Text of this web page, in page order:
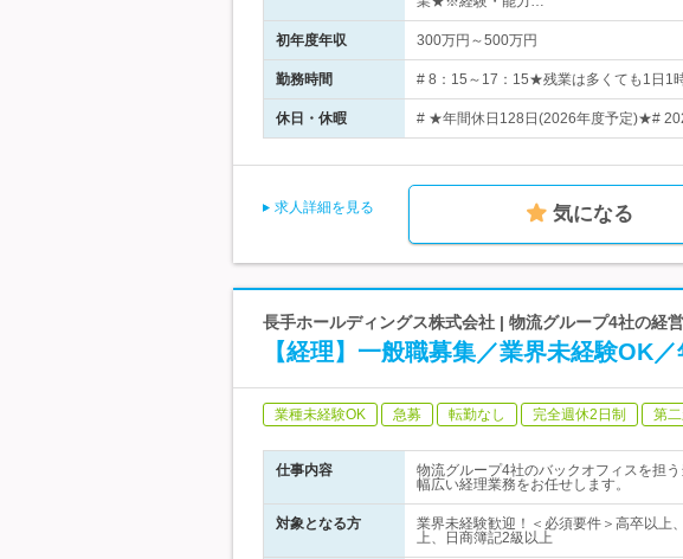
初年度年収 300万円～500万円
勤務時間 # 8：15～17：15★残業は多くても1日1
休日・休暇 # ★年間休日128日(2026年度予定)★#
求人詳細を見る 気になる
長手ホールディングス株式会社 | 物流グループ4社の経
【経理】一般職募集／業界未経験OK
業種未経験OK 急募 転勤なし 完全週休2日制 第
仕事内容
物流グループ4社のバックオフィスを担
幅広い経理業務をお任せします。
対象となる方
業界未経験歓迎！＜必須要件＞高卒以上
上、日商簿記2級以上